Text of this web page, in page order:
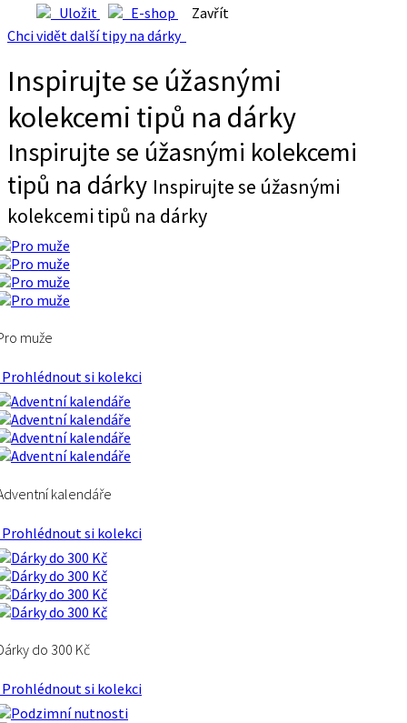
Uložit
E-shop
Zavřít
Chci vidět další tipy na dárky
Inspirujte se úžasnými
kolekcemi tipů na dárky
Inspirujte se úžasnými kolekcemi
tipů na dárky Inspirujte se úžasnými
kolekcemi tipů na dárky
muže
si kolekci
kalendáře
si kolekci
do 300 Kč
si kolekci